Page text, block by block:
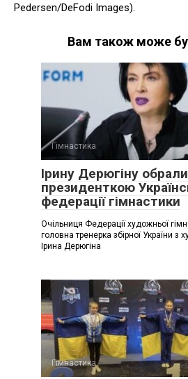
Pedersen/DeFodi Images).
Вам також може
Гімнастика
Ірину Дерюгіну обрали
президенткою
федерації гімнастики
Очільниця Федерації художньої
головна тренерка збірної України з
Ірина Дерюгіна
Гімнастика